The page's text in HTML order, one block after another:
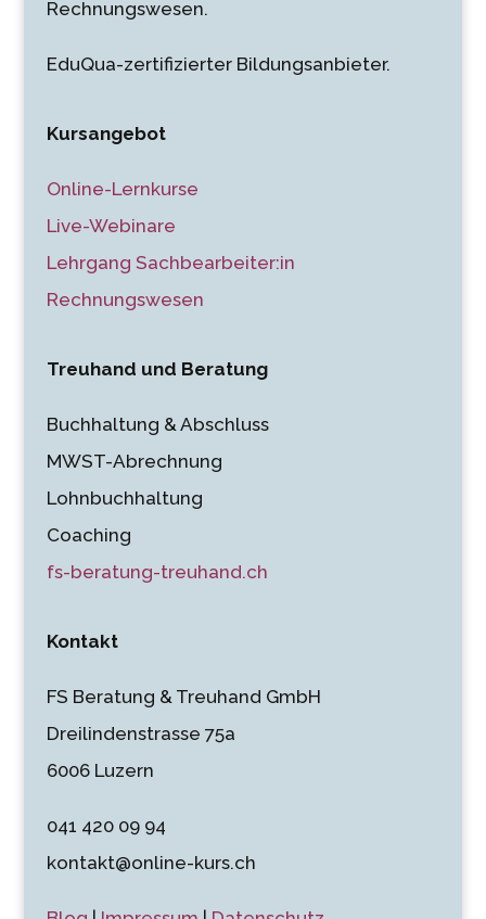
Rechnungswesen.
EduQua-zertifizierter Bildungsanbieter.
Kursangebot
Online-Lernkurse
Live-Webinare
Lehrgang Sachbearbeiter:in
Rechnungswesen
Treuhand und Beratung
Buchhaltung & Abschluss
MWST-Abrechnung
Lohnbuchhaltung
Coaching
fs-beratung-treuhand.ch
Kontakt
FS Beratung & Treuhand GmbH
Dreilindenstrasse 75a
6006 Luzern
041 420 09 94
kontakt@online-kurs.ch